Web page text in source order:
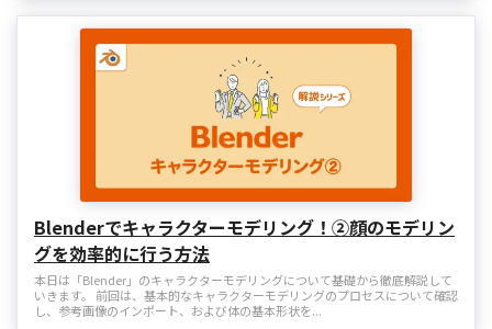
Blenderでキャラクターモデリング！②顔のモデリン
グを効率的に行う方法
本日は「Blender」のキャラクターモデリングについて基礎から徹底解説して
いきます。 前回は、基本的なキャラクターモデリングのプロセスについて確認
し、参考画像のインポート、および体の基本形状を...